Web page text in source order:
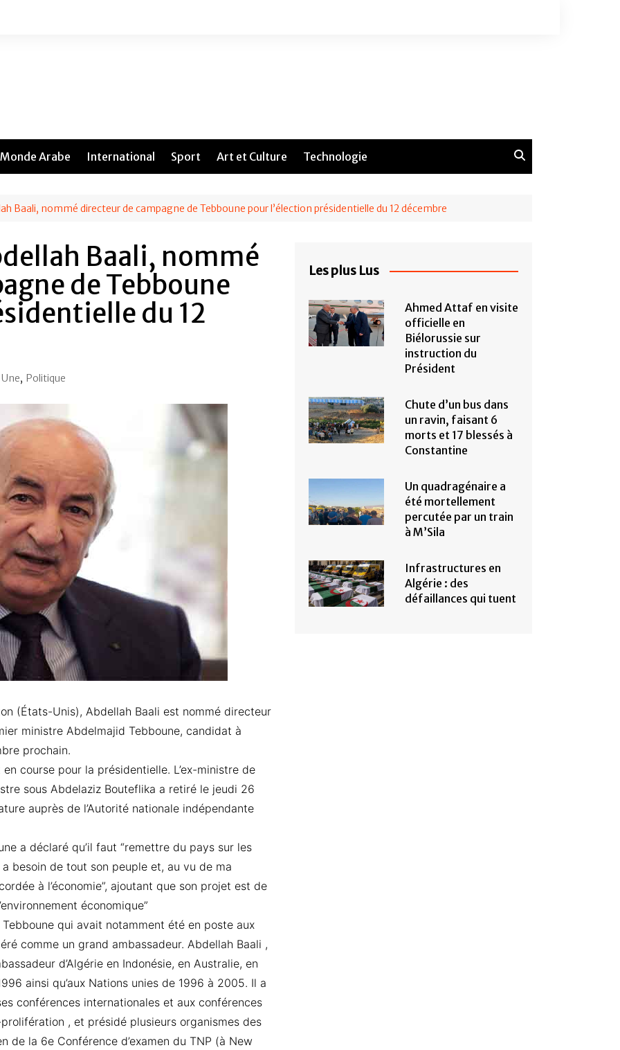
Monde Arabe International Sport Art et Culture Technologie
Baali, nommé directeur de campagne de Tebboune pour l’élection présidentielle du 12 décembre
Baali, nommé
de Tebboune
du 12
, Politique
(États-Unis), Abdellah Baali est nommé directeur
ministre Abdelmajid Tebboune, candidat à
prochain.
course pour la présidentielle. L’ex-ministre de
sous Abdelaziz Bouteflika a retiré le jeudi 26
auprès de l’Autorité nationale indépendante
a déclaré qu’il faut “remettre du pays sur les
a besoin de tout son peuple et, au vu de ma
à l’économie”, ajoutant que son projet est de
économique”
qui avait notamment été en poste aux
comme un grand ambassadeur. Abdellah Baali ,
d’Algérie en Indonésie, en Australie, en
ainsi qu’aux Nations unies de 1996 à 2005. Il a
conférences internationales et aux conférences
, et présidé plusieurs organismes des
de la 6e Conférence d’examen du TNP (à New
Les plus Lus
Ahmed Attaf en visite
officielle en
Biélorussie sur
instruction du
Président
Chute d’un bus dans
un ravin, faisant 6
morts et 17 blessés à
Constantine
Un quadragénaire a
été mortellement
percutée par un train
à M’Sila
Infrastructures en
Algérie : des
défaillances qui tuent